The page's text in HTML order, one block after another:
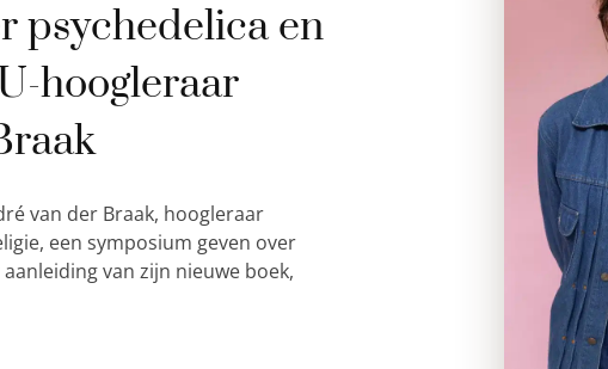
psychedelica en
hoogleraar
van der Braak, hoogleraar
een symposium geven over
van zijn nieuwe boek,